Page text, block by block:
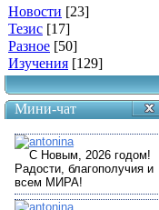
Новости [23]
Тезис [17]
Разное [50]
Изучения [129]
Мини-чат